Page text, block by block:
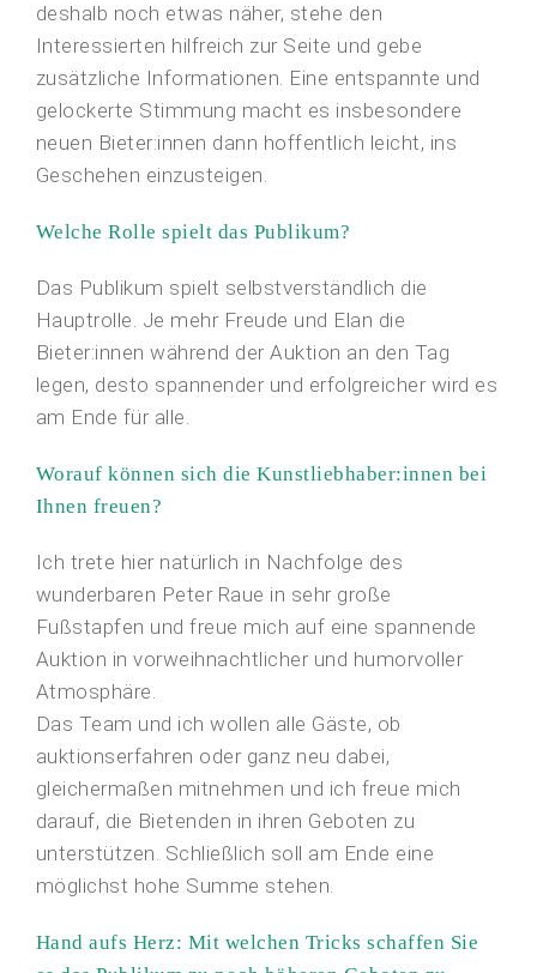
deshalb noch etwas näher, stehe den
Interessierten hilfreich zur Seite und gebe
zusätzliche Informationen. Eine entspannte und
gelockerte Stimmung macht es insbesondere
neuen Bieter:innen dann hoffentlich leicht, ins
Geschehen einzusteigen.
Welche Rolle spielt das Publikum?
Das Publikum spielt selbstverständlich die
Hauptrolle. Je mehr Freude und Elan die
Bieter:innen während der Auktion an den Tag
legen, desto spannender und erfolgreicher wird es
am Ende für alle.
Worauf können sich die Kunstliebhaber:innen bei
Ihnen freuen?
Ich trete hier natürlich in Nachfolge des
wunderbaren Peter Raue in sehr große
Fußstapfen und freue mich auf eine spannende
Auktion in vorweihnachtlicher und humorvoller
Atmosphäre.
Das Team und ich wollen alle Gäste, ob
auktionserfahren oder ganz neu dabei,
gleichermaßen mitnehmen und ich freue mich
darauf, die Bietenden in ihren Geboten zu
unterstützen. Schließlich soll am Ende eine
möglichst hohe Summe stehen.
Hand aufs Herz: Mit welchen Tricks schaffen Sie